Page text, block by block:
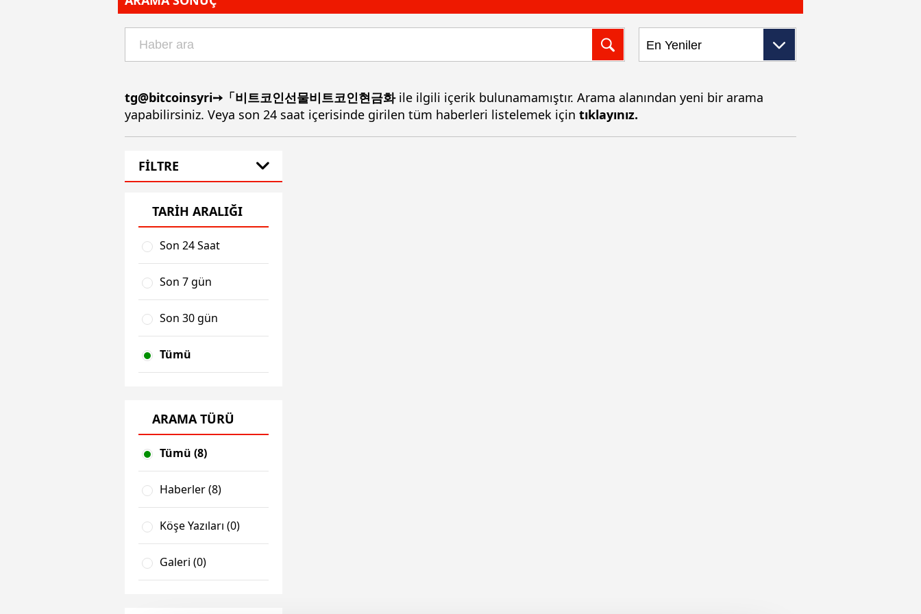
tg@bitcoinsyri➙「비트코인선물비트코인현금화ile ilgili içerik bulunamamıştır. Arama alanından yeni bir arama
yapabilirsiniz. Veya son 24 saat içerisinde girilen tüm haberleri listelemek için tıklayınız.
FİLTRE
TARİH ARALIĞI
Son 24 Saat
Son 7 gün
Son 30 gün
Tümü
ARAMA TÜRÜ
Tümü (8)
Haberler (8)
Köşe Yazıları (0)
Galeri (0)